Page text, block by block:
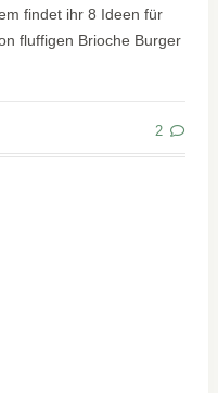
findet ihr 8 Ideen für
fluffigen Brioche Burger
2